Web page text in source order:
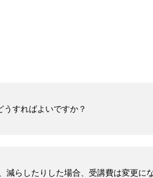
すればよいですか？
減らしたりした場合、受講費は変更に